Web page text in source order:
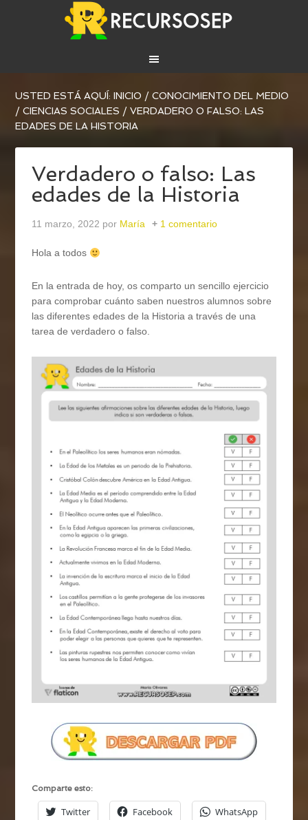
USTED ESTÁ AQUÍ:INICIO / CONOCIMIENTO DEL MEDIO
/ CIENCIAS SOCIALES / VERDADERO O FALSO: LAS
EDADES DE LA HISTORIA
Verdadero o falso: Las
edades de la Historia
11 marzo, 2022 por María 1 comentario
Hola a todos
En la entrada de hoy, os comparto un sencillo ejercicio
para comprobar cuánto saben nuestros alumnos sobre
las diferentes edades de la Historia a través de una
tarea de verdadero o falso.
Comparte esto:
Twitter Facebook WhatsApp